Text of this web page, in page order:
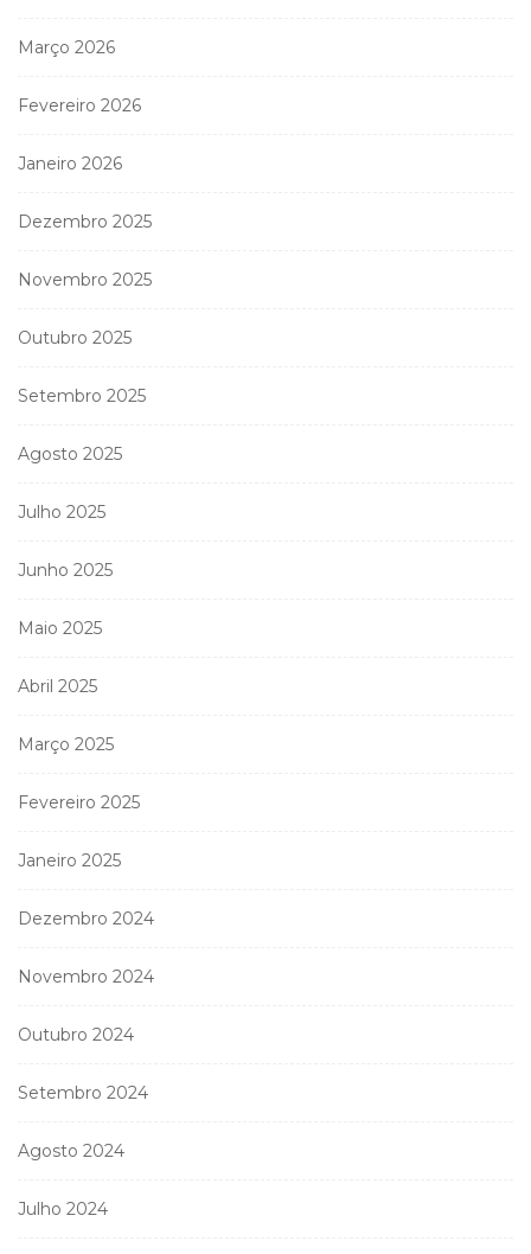
Março 2026
Fevereiro 2026
Janeiro 2026
Dezembro 2025
Novembro 2025
Outubro 2025
Setembro 2025
Agosto 2025
Julho 2025
Junho 2025
Maio 2025
Abril 2025
Março 2025
Fevereiro 2025
Janeiro 2025
Dezembro 2024
Novembro 2024
Outubro 2024
Setembro 2024
Agosto 2024
Julho 2024